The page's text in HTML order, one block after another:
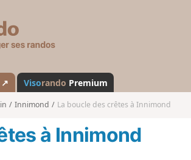
s
a
n
d
↗ Visorando Premium
Innimond La boucle des crêtes à Innimond
à Innimond